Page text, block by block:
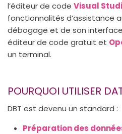
l’éditeur de code Visual
fonctionnalités d’assistance
débogage et de son
éditeur de code gratuit et
un terminal.
POURQUOI UTILISER
DBT est devenu un standard :
Préparation des